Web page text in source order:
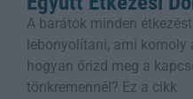
A barátok minden
lebonyolítani, ami komoly
hogyan őrizd meg a
tönkremennél? Ez a cikk